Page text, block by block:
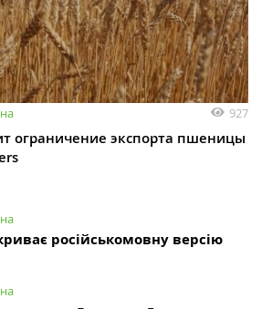
927
ограничение экспорта пшеницы
російськомовну версію